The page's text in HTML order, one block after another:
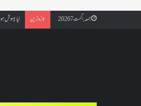
جمعہ, اگست 7 2026 تازہ ترین کیا بیہوش